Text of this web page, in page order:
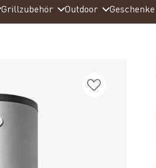
Grillzubehör Outdoor Geschenke